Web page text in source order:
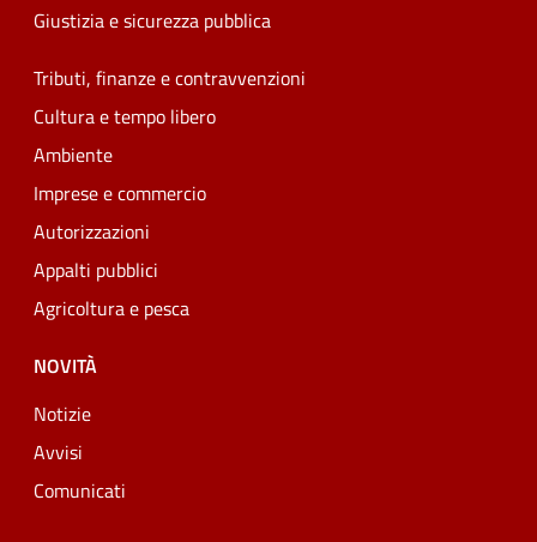
Giustizia e sicurezza pubblica
Tributi, finanze e contravvenzioni
Cultura e tempo libero
Ambiente
Imprese e commercio
Autorizzazioni
Appalti pubblici
Agricoltura e pesca
NOVITÀ
Notizie
Avvisi
Comunicati